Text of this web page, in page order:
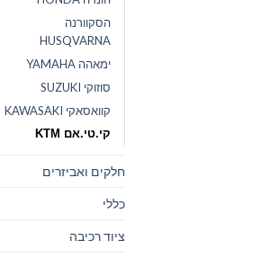
הסקוורנה
HUSQVARNA
ימאהה YAMAHA
סוזוקי SUZUKI
קוואסאקי KAWASAKI
קי.טי.אם KTM
חלקים ואביזרים
כללי
ציוד רכיבה